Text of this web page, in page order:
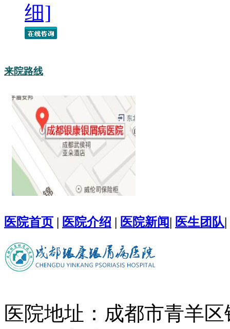
细]
来院路线
医院首页 | 医院介绍 | 医院新闻| 医生团队|
医院地址：成都市青羊